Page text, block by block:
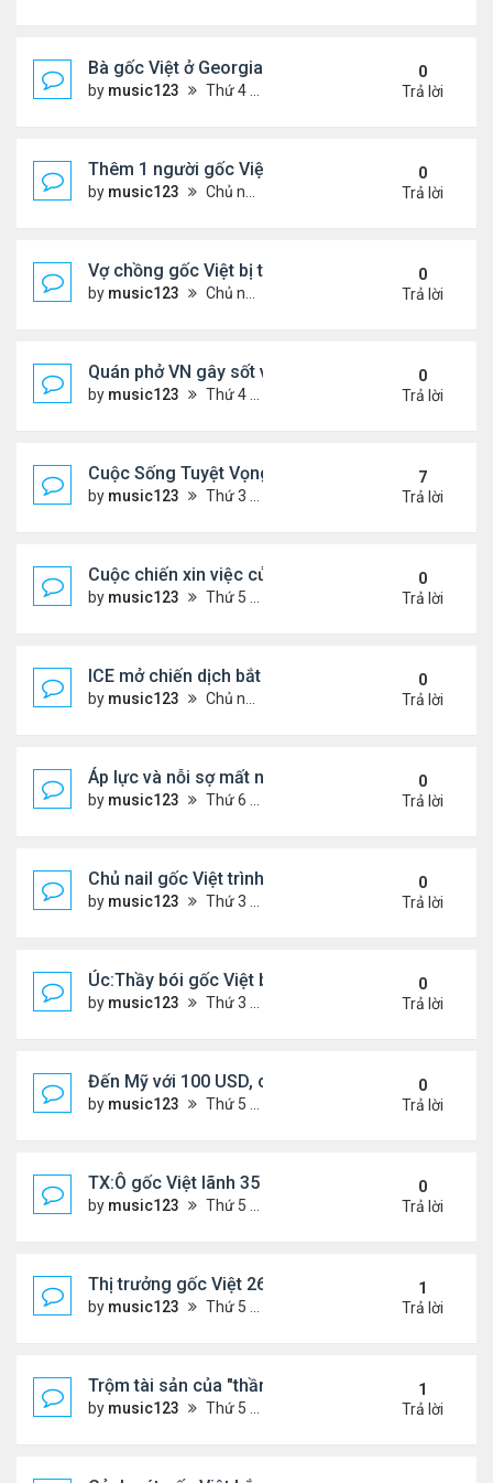
Bà gốc Việt ở Georgia bị bắt vì nhốt trẻ em trong
by music123 Thứ 4 Tháng 12 24, 2025 6:52 pm
0
Trả lời
Thêm 1 người gốc Việt được Đức Giáo Hoàng...
by music123 Chủ nhật Tháng 12 21, 2025 5:03 pm
0
Trả lời
Vợ chồng gốc Việt bị truy tố khai man $127 triệu...
by music123 Chủ nhật Tháng 12 21, 2025 4:55 pm
0
Trả lời
Quán phở VN gây sốt vì chế biến thịt không đảm
by music123 Thứ 4 Tháng 12 17, 2025 6:13 pm
0
Trả lời
Cuộc Sống Tuyệt Vọng Của Người Việt Vượt Biên
by music123 Thứ 3 Tháng 11 25, 2025 2:44 pm
7
Trả lời
Cuộc chiến xin việc của du học sinh Việt ở Mỹ
by music123 Thứ 5 Tháng 12 11, 2025 6:32 pm
0
Trả lời
ICE mở chiến dịch bắt giữ.. người Việt
by music123 Chủ nhật Tháng 12 07, 2025 5:50 pm
0
Trả lời
Áp lực và nỗi sợ mất nhà của người cao niên gốc
by music123 Thứ 6 Tháng 12 05, 2025 7:33 pm
0
Trả lời
Chủ nail gốc Việt trình diện ICE, và bị trục xuất
by music123 Thứ 3 Tháng 11 18, 2025 5:25 pm
0
Trả lời
Úc:Thầy bói gốc Việt bị bắt vì lừa đảo 70 triệu USD
by music123 Thứ 3 Tháng 11 18, 2025 5:18 pm
0
Trả lời
Đến Mỹ với 100 USD, cô gái Việt sở hữu 3 nhà
by music123 Thứ 5 Tháng 11 13, 2025 2:48 pm
0
Trả lời
TX:Ô gốc Việt lãnh 35 năm tù vì xâm hại tình dục
by music123 Thứ 5 Tháng 11 13, 2025 2:41 pm
0
Trả lời
Thị trưởng gốc Việt 26t bị truy tố
by music123 Thứ 5 Tháng 11 13, 2025 2:34 pm
1
Trả lời
Trộm tài sản của "thần bài" gốc Việt,lĩnh 13 năm tù
by music123 Thứ 5 Tháng 11 13, 2025 2:25 pm
1
Trả lời